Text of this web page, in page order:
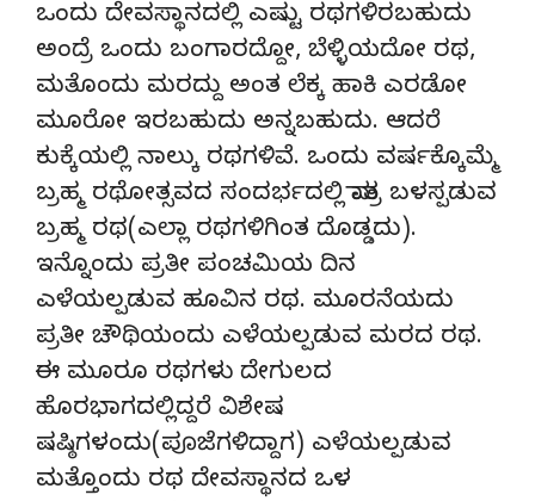
ಒಂದು ದೇವಸ್ಥಾನದಲ್ಲಿ ಎಷ್ಟು ರಥಗಳಿರಬಹುದು
ಅಂದ್ರೆ ಒಂದು ಬಂಗಾರದ್ದೋ, ಬೆಳ್ಳಿಯದೋ ರಥ,
ಮತೊಂದು ಮರದ್ದು ಅಂತ ಲೆಕ್ಕ ಹಾಕಿ ಎರಡೋ
ಮೂರೋ ಇರಬಹುದು ಅನ್ನಬಹುದು. ಆದರೆ
ಕುಕ್ಕೆಯಲ್ಲಿ ನಾಲ್ಕು ರಥಗಳಿವೆ. ಒಂದು ವರ್ಷಕ್ಕೊಮ್ಮೆ
ಬ್ರಹ್ಮ ರಥೋತ್ಸವದ ಸಂದರ್ಭದಲ್ಲಿ ಮಾತ್ರ ಬಳಸ್ಪಡುವ
ಬ್ರಹ್ಮ ರಥ(ಎಲ್ಲಾ ರಥಗಳಿಗಿಂತ ದೊಡ್ಡದು).
ಇನ್ನೊಂದು ಪ್ರತೀ ಪಂಚಮಿಯ ದಿನ
ಎಳೆಯಲ್ಪಡುವ ಹೂವಿನ ರಥ. ಮೂರನೆಯದು
ಪ್ರತೀ ಚೌಥಿಯಂದು ಎಳೆಯಲ್ಪಡುವ ಮರದ ರಥ.
ಈ ಮೂರೂ ರಥಗಳು ದೇಗುಲದ
ಹೊರಭಾಗದಲ್ಲಿದ್ದರೆ ವಿಶೇಷ
ಷಷ್ಠಿಗಳಂದು(ಪೂಜೆಗಳಿದ್ದಾಗ) ಎಳೆಯಲ್ಪಡುವ
ಮತ್ತೊಂದು ರಥ ದೇವಸ್ಥಾನದ ಒಳ